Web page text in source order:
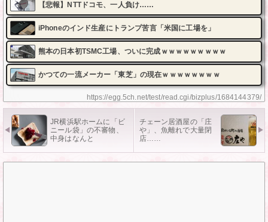
https://egg.5ch.net/test/read.cgi/bizplus/1684144379/
【悲報】NTTドコモ、一人負け……
iPhoneのインド生産にトランプ苦言「米国に工場を」
熊本の日本初TSMC工場、ついに完成ｗｗｗｗｗｗｗｗｗ
かつての一流メーカー「東芝」の現在ｗｗｗｗｗｗｗｗ
JR横浜駅ホームに「ビ
ニール袋」の不審物、
中身はなんと
チェーン居酒屋の「庄
や」、魚離れで大量閉
店……